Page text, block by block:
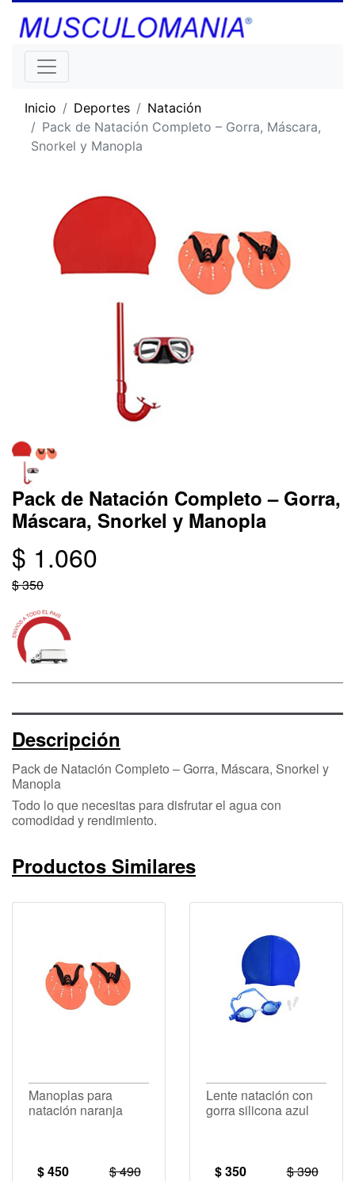
Inicio Deportes
Natación
Pack de Natación Completo – Gorra, Máscara,
Snorkel y Manopla
Pack de Natación Completo – Gorra,
Máscara, Snorkel y Manopla
$ 1.060
$ 350
Descripción
Pack de Natación Completo – Gorra, Máscara, Snorkel y
Manopla
Todo lo que necesitas para disfrutar el agua con
comodidad y rendimiento.
Productos Similares
Manoplas para
natación naranja
$ 450 $ 490
Lente natación con
gorra silicona azul
$ 350 $ 390